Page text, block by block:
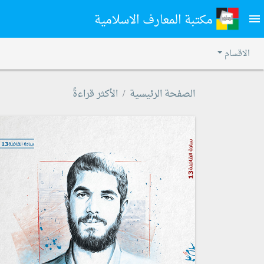
menu مكتبة المعارف الاسلامية
الاقسام
الصفحة الرئيسية الأكثر قراءةً